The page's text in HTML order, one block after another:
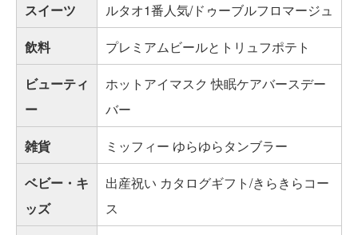
スイーツ
ルタオ1番人気/ドゥーブルフロマージュ
飲料
プレミアムビールとトリュフポテト
ビューティ
ー
ホットアイマスク 快眠ケアバースデー
バー
雑貨
ミッフィー ゆらゆらタンブラー
ベビー・キ
ッズ
出産祝い カタログギフト/きらきらコー
ス